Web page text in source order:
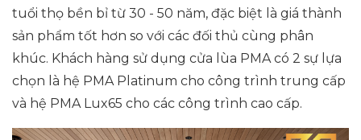
tuổi thọ bền bỉ từ 30 - 50 năm, đặc biệt là giá thành
sản phẩm tốt hơn so với các đối thủ cùng phân
khúc. Khách hàng sử dụng cửa lùa PMA có 2 sự lựa
chọn là hệ PMA Platinum cho công trình trung cấp
và hệ PMA Lux65 cho các công trình cao cấp.